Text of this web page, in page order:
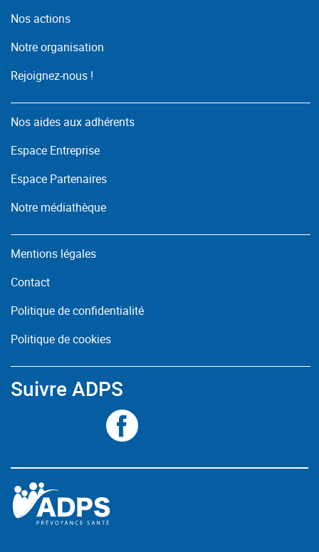
Nos actions
Notre organisation
Rejoignez-nous !
Nos aides aux adhérents
Espace Entreprise
Espace Partenaires
Notre médiathèque
Mentions légales
Contact
Politique de confidentialité
Politique de cookies
Suivre ADPS